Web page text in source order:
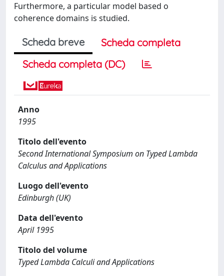
Furthermore, a particular model based o
coherence domains is studied.
Scheda breve
Scheda completa
Scheda completa (DC)
Anno
1995
Titolo dell'evento
Second International Symposium on Typed Lambda
Calculus and Applications
Luogo dell'evento
Edinburgh (UK)
Data dell'evento
April 1995
Titolo del volume
Typed Lambda Calculi and Applications